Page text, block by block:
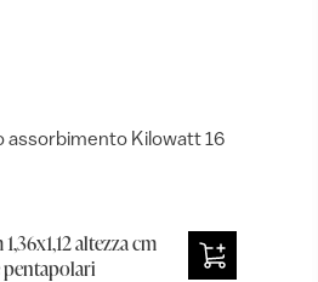
assorbimento Kilowatt 16
altezza cm
pentapolari